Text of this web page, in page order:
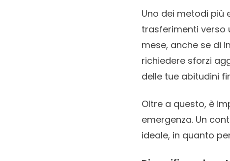
Uno dei metodi più
trasferimenti verso
mese, anche se di
richiedere sforzi
delle tue abitudini
Oltre a questo, è
emergenza. Un
ideale, in quanto